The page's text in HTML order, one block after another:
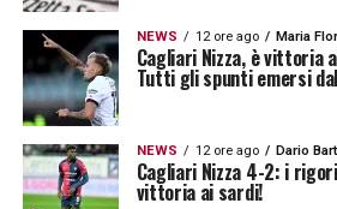
LA PLAYLIST DELLE
NEWS 12 ore ago Maria
Cagliari Nizza, è vittoria
Tutti gli spunti emersi
NEWS 12 ore ago Dario
Cagliari Nizza 4-2: i
vittoria ai sardi!